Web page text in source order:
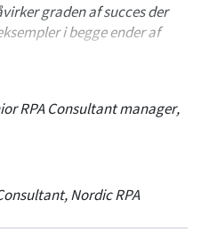
graden af succes der
i begge ender af
får succes på RPA-rejsen.
vi for eksempel ofte
RPA Consultant manager,
,Nordic RPA